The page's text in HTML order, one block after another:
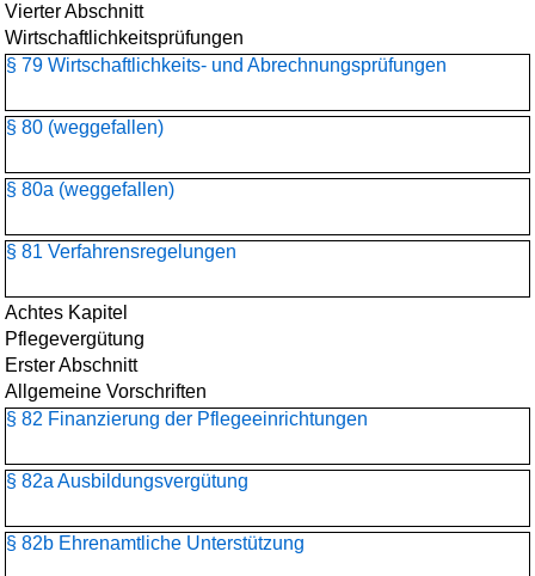
Vierter Abschnitt
Wirtschaftlichkeitsprüfungen
§ 79 Wirtschaftlichkeits- und Abrechnungsprüfungen
§ 80 (weggefallen)
§ 80a (weggefallen)
§ 81 Verfahrensregelungen
Achtes Kapitel
Pflegevergütung
Erster Abschnitt
Allgemeine Vorschriften
§ 82 Finanzierung der Pflegeeinrichtungen
§ 82a Ausbildungsvergütung
§ 82b Ehrenamtliche Unterstützung